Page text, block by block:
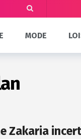
MODE
Zakaria